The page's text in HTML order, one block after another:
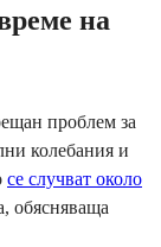
на
проблем за
колебания и
се случват около
обясняваща